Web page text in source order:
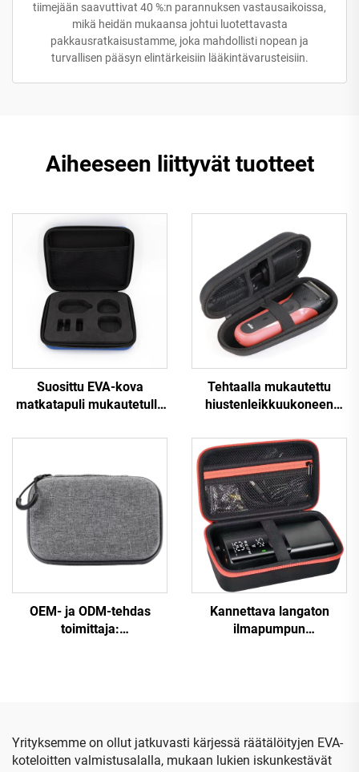
tiimejään saavuttivat 40 %:n parannuksen vastausaikoissa,
mikä heidän mukaansa johtui luotettavasta
pakkausratkaisustamme, joka mahdollisti nopean ja
turvallisen pääsyn elintärkeisiin lääkintävarusteisiin.
Aiheeseen liittyvät tuotteet
Suosittu EVA-kova
matkatapuli mukautetulla
Tehtaalla mukautettu
hiustenleikkuukoneen
vedenpitävä kovakantinen
leikkuutyökalupussi, EVA-
partakoneen
kantolaatikko ja
partavälineiden pussi
partakoneelle ja
partakoneelle
OEM- ja ODM-tehdas
toimittaja:
Kannettava langaton
ilmapumpun
Yrityksemme on ollut jatkuvasti kärjessä räätälöityjen EVA-
koteloitten valmistusalalla, mukaan lukien iskunkestävät